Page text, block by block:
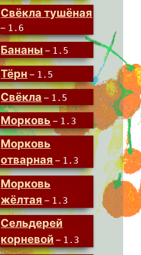
Свёкла тушёная
– 1.6
Бананы – 1.5
Тёрн – 1.5
Свёкла – 1.5
Морковь – 1.3
Морковь
отварная – 1.3
Морковь
жёлтая – 1.3
Сельдерей
корневой – 1.3